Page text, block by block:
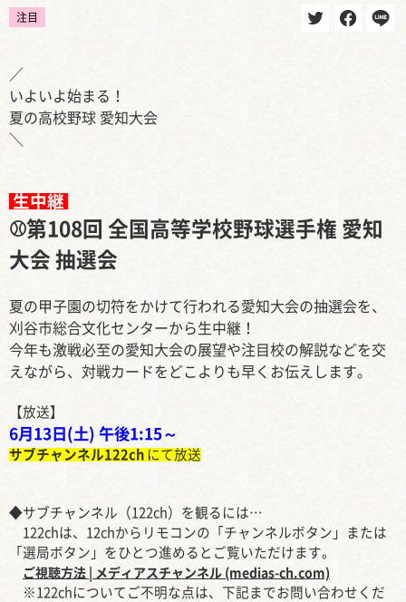
注目
／
いよいよ始まる！
夏の高校野球 愛知大会
＼
生中継
⚾第108回 全国高等学校野球選手権 愛知
大会 抽選会
夏の甲子園の切符をかけて行われる愛知大会の抽選会を、
刈谷市総合文化センターから生中継！
今年も激戦必至の愛知大会の展望や注目校の解説などを交
えながら、対戦カードをどこよりも早くお伝えします。
【放送】
6月13日(土) 午後1:15～
サブチャンネル122ch にて放送
◆サブチャンネル（122ch）を観るには…
122chは、12chからリモコンの「チャンネルボタン」または
「選局ボタン」をひとつ進めるとご覧いただけます。
ご視聴方法 | メディアスチャンネル (medias-ch.com)
※122chについてご不明な点は、下記までお問い合わせくだ